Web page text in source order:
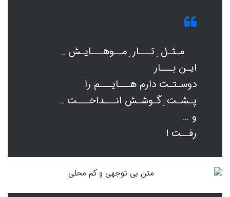
مـثـل ِ تـــار ِ مــوهـــایـش ..
ایـن بـــار
دوسـتـت دارم هـــایـــم را
پـشـت ِ گـوشـش انـــداخـــت …
و …
رفــت !